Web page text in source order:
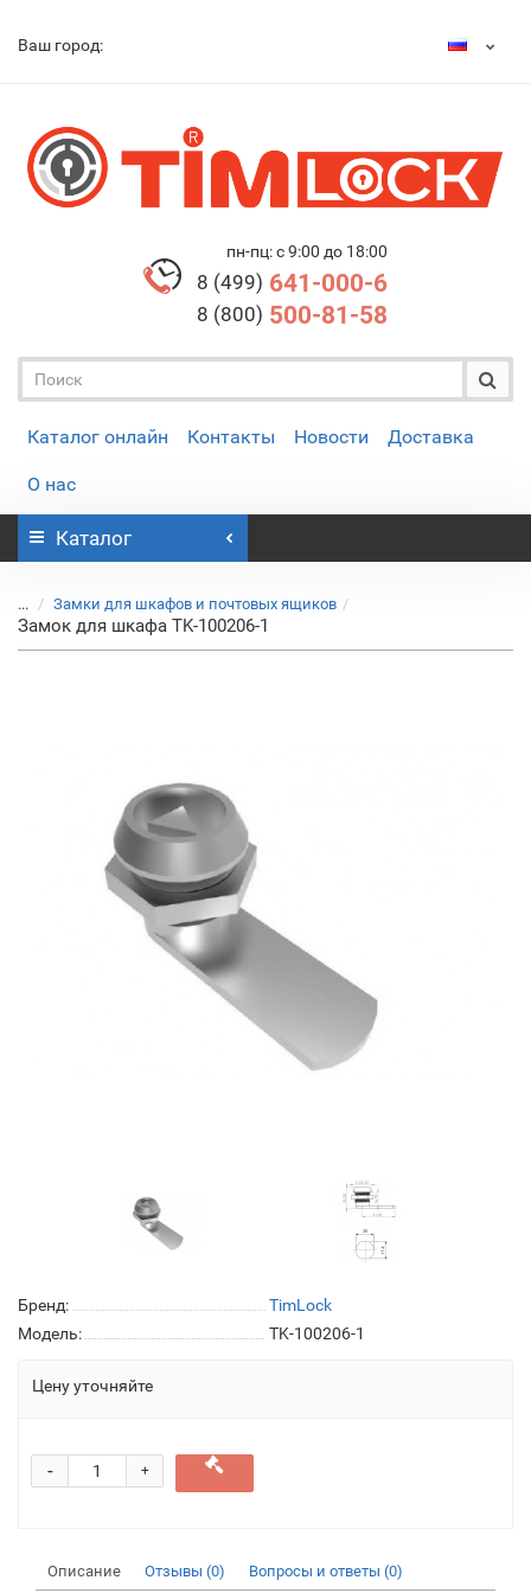
Ваш город:
пн-пц: с 9:00 до 18:00
8 (499) 641-000-6
8 (800) 500-81-58
Каталог онлайн Контакты Новости Доставка
О нас
Каталог
... Замки для шкафов и почтовых ящиков
Замок для шкафа TK-100206-1
Бренд:
TimLock
Модель:
TK-100206-1
Цену уточняйте
+
-
Описание Отзывы (0) Вопросы и ответы (0)